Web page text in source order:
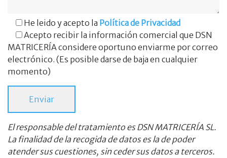
He leido y acepto la Política de Privacidad
Acepto recibir la información comercial que DSN
MATRICERÍA considere oportuno enviarme por correo
electrónico. (Es posible darse de baja en cualquier
momento)
El responsable del tratamiento es DSN MATRICERÍA SL.
La finalidad de la recogida de datos es la de poder
atender sus cuestiones, sin ceder sus datos a terceros.